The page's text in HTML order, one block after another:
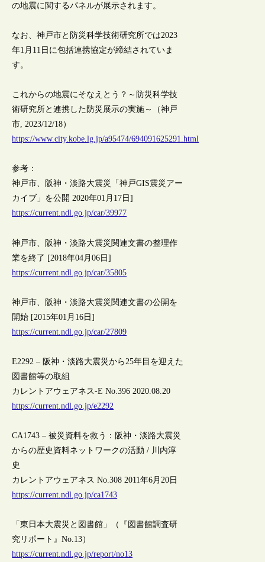
の地震に関するパネルが展示されます。
なお、神戸市と防災科学技術研究所では2023
年1月11日に包括連携協定が締結されていま
す。
これからの地震にそなえとう？～防災科学技
術研究所と連携した防災展示の実施～（神戸
市, 2023/12/18）
https://www.city.kobe.lg.jp/a95474/694091625291.html
参考：
神戸市、阪神・淡路大震災「神戸GIS震災アー
カイブ」を公開 2020年01月17日]
https://current.ndl.go.jp/car/39977
神戸市、阪神・淡路大震災関連文書の整理作
業を終了 [2018年04月06日]
https://current.ndl.go.jp/car/35805
神戸市、阪神・淡路大震災関連文書の公開を
開始 [2015年01月16日]
https://current.ndl.go.jp/car/27809
E2292 – 阪神・淡路大震災から25年目を迎えた
図書館等の取組
カレントアウェアネス-E No.396 2020.08.20
https://current.ndl.go.jp/e2292
CA1743 – 被災資料を救う：阪神・淡路大震災
からの歴史資料ネットワークの活動 / 川内淳
史
カレントアウェアネス No.308 2011年6月20日
https://current.ndl.go.jp/ca1743
「東日本大震災と図書館」（『図書館調査研
究リポート』No.13）
https://current.ndl.go.jp/report/no13